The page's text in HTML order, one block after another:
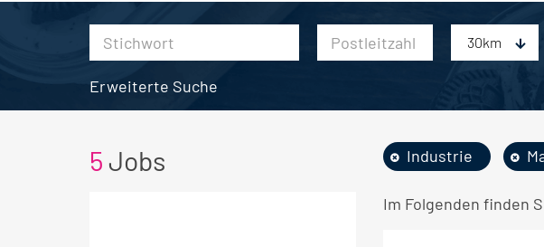
30km
Erweiterte Suche
5 Jobs Industrie
Im Folgenden finden